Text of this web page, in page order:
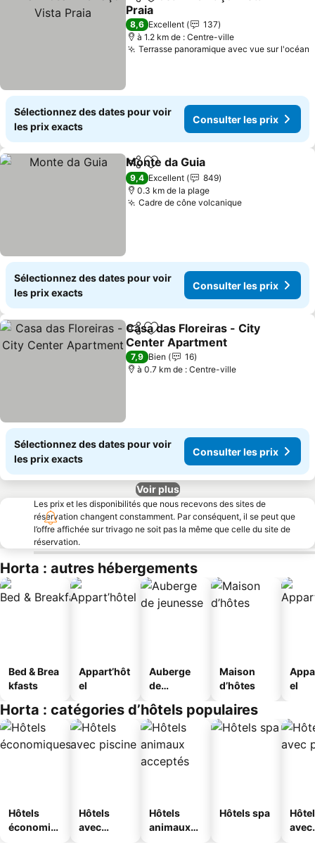
Ajouter à mes favoris
Praia
Consulter les prix
8,6 Excellent
137
à 1.2 km de : Centre-ville
Terrasse panoramique avec vue sur l'océan
Sélectionnez des dates pour voir
les prix exacts
Consulter les prix
PartagerAjouter à mes favoris
Monte da Guia
9,4 Excellent
849
0.3 km de la plage
Cadre de cône volcaniqueConsulter les
Sélectionnez des dates pour voir
les prix exacts
Consulter les prix
PartagerAjouter à mes favoris
Casa das Floreiras - City
Center Apartment
Consulter les prix
7,9 Bien
16
à 0.7 km de : Centre-ville
Sélectionnez des dates pour voir
les prix exacts
Consulter les prix
Voir plus
Les prix et les disponibilités que nous recevons des sites de
réservation changent constamment. Par conséquent, il se peut que
l’offre affichée sur trivago ne soit pas la même que celle du site de
réservation.
Horta : autres hébergements
Bed & Brea
kfasts
Appart’hôt
el
Auberge
de
Maison
d’hôtes
el
Horta : catégories d’hôtels populaires
Hôtels
économiq
Hôtels
avec
Hôtels
animaux
Hôtels spa
avec